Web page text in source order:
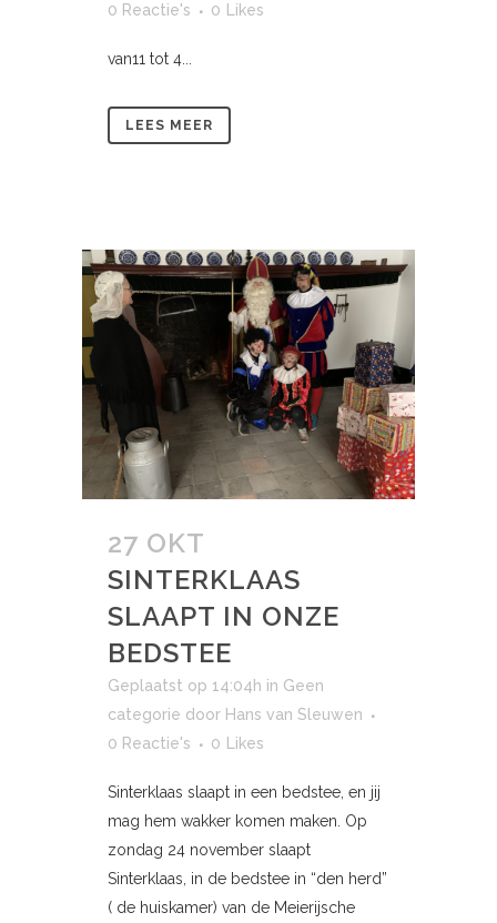
0 Reactie's
0 Likes
van11 tot 4...
LEES MEER
27 OKT
SINTERKLAAS
SLAAPT IN ONZE
BEDSTEE
Geplaatst op 14:04h in Geen
categorie door Hans van Sleuwen
0 Reactie's
0 Likes
Sinterklaas slaapt in een bedstee, en jij
mag hem wakker komen maken. Op
zondag 24 november slaapt
Sinterklaas, in de bedstee in “den herd”
( de huiskamer) van de Meierijsche